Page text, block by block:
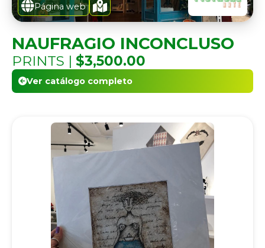
Página web
NAUFRAGIO INCONCLUSO
PRINTS | $3,500.00
Ver catálogo completo